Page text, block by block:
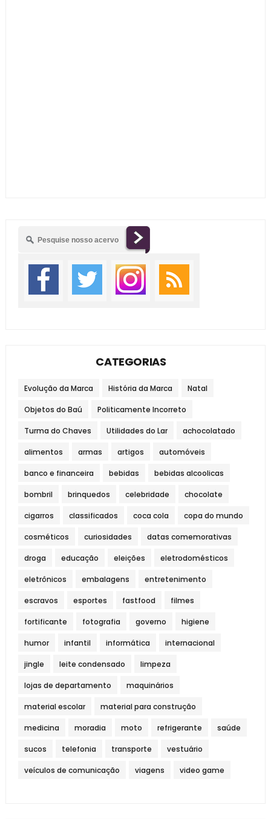
CATEGORIAS
Evolução da Marca História da Marca Natal
Objetos do Baú Politicamente Incorreto
Turma do Chaves Utilidades do Lar achocolatado
alimentos armas artigos automóveis
banco e financeira bebidas bebidas alcoolicas
bombril brinquedos celebridade chocolate
cigarros classificados coca cola copa do mundo
cosméticos curiosidades datas comemorativas
droga educação eleições eletrodomésticos
eletrônicos embalagens entretenimento
escravos esportes fastfood filmes
fortificante fotografia governo higiene
humor infantil informática internacional
jingle leite condensado limpeza
lojas de departamento maquinários
material escolar material para construção
medicina moradia moto refrigerante saúde
sucos telefonia transporte vestuário
veículos de comunicação viagens video game